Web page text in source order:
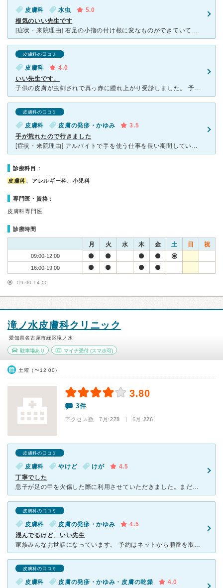
皮膚科 水虫
5.0
根気のいい先生です
[症状・来院理由] 右足の小指の付け根に変なものができていて、かゆくなくて よくわからず、でも気になっていたので、7月に入ったころに 皮膚科へ行きました。 [医師の診断・治療法] はがしても
皮膚科の口コミ
皮膚科
4.0
いい先生です。
子供の皮膚が虫刺されで真っ赤に腫れ上がり受診しました。 予約しようとしましたがいっぱいで取れなかったのでそのまま行った記憶です。 診察開始時間に行きましたがすでに待合室は患者さんでいっぱいでした。
皮膚科の口コミ
皮膚科 皮膚の発疹・かゆみ
3.5
手が荒れたので行きました
[症状・来院理由] アルバイトで手を使う仕事を長い期間していました。 すると手がボロボロになり手の指から液体や血が出てくるようになり、 衛生的な問題やや痒みなどの理由で病院に行こうと思います。
診療科目：
皮膚科 、アレルギー科、小児科
専門医・資格：
皮膚科専門医
診療時間
月 火 水 木 金 土 日 祝
09:00-12:00
16:00-19:00
09:00-14:00
滝ノ水皮膚科クリニック
愛知県名古屋市緑区滝ノ水
駐車場あり マイナ受付(スマホ可)
土曜（〜12:00）
3.80
3件
アクセス数 7月:278 | 6月:226
皮膚科の口コミ
皮膚科 やけど けが
4.5
丁寧でした
息子が足の甲を火傷した際に利用させていただきました。まだ小さいので処置されても訳が分からず大泣きでしたが看護師さんが3人がかりで、優しく、丁寧に処置してくださいました。先生も大丈夫だよこのくらいなら跡
皮膚科の口コミ
皮膚科 皮膚の発疹・かゆみ
4.5
混んでるけど、いい先生
家族みんなお世話になっています。 予約はネットから順番を取るかたちですが、土曜日は数分でいっぱいになります。 ネットが使えない高齢者が予約なしで来て2時間待ちと言われてしました。 診察室は２つあ
皮膚科の口コミ
皮膚科 皮膚の発疹・かゆみ・皮膚の乾燥
4.0